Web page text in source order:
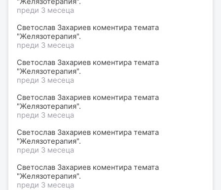
преди 3 месеца
Светослав Захариев коментира темата
"Желязотерапия".
преди 3 месеца
Светослав Захариев коментира темата
"Желязотерапия".
преди 3 месеца
Светослав Захариев коментира темата
"Желязотерапия".
преди 3 месеца
Светослав Захариев коментира темата
"Желязотерапия".
преди 3 месеца
Светослав Захариев коментира темата
"Желязотерапия".
преди 3 месеца